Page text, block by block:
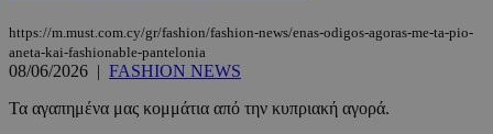
https://m.must.com.cy/gr/fashion/fashion-news/enas-odigos-agoras-me-ta-pio-
aneta-kai-fashionable-pantelonia
08/06/2026 | FASHION NEWS
Τα αγαπημένα μας κομμάτια από την κυπριακή αγορά.